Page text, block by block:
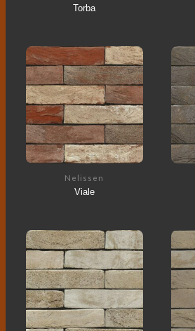
Torba
Nelissen
Viale